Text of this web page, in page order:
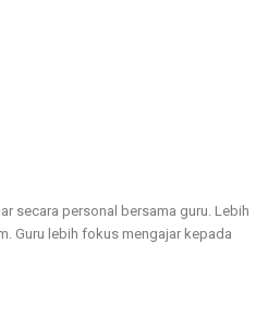
secara personal bersama guru. Lebih
Guru lebih fokus mengajar kepada